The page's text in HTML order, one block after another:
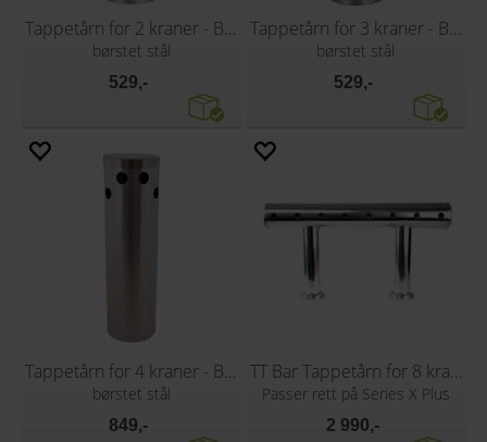
Tappetårn for 2 kraner - Blank
børstet stål
529,-
Tappetårn for 3 kraner - Blank
børstet stål
529,-
Tappetårn for 4 kraner - Blank
børstet stål
849,-
TT Bar Tappetårn for 8 kraner
Passer rett på Series X Plus
2 990,-